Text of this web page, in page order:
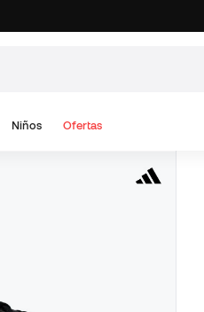
Niños Ofertas